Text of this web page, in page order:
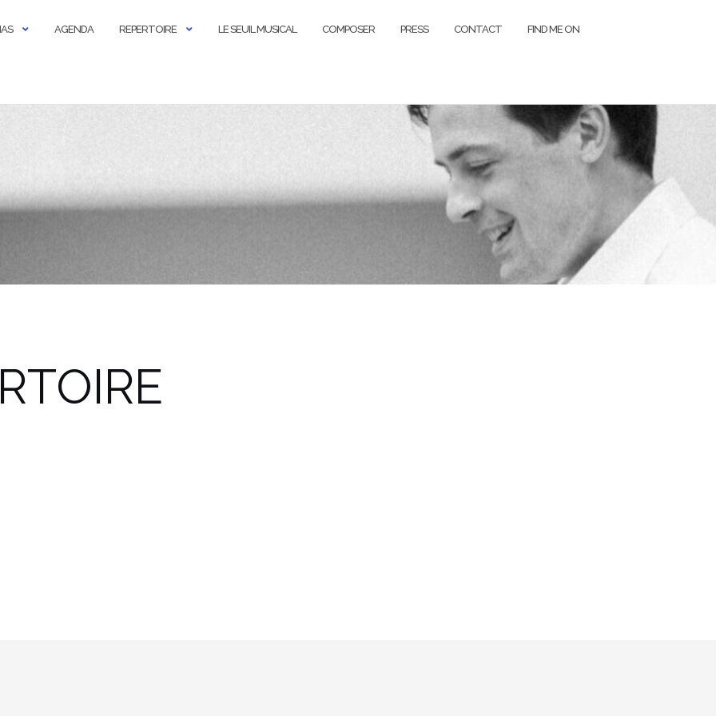
AGENDA REPERTOIRE LE SEUIL MUSICAL COMPOSER PRESS CONTACT FIND ME ON